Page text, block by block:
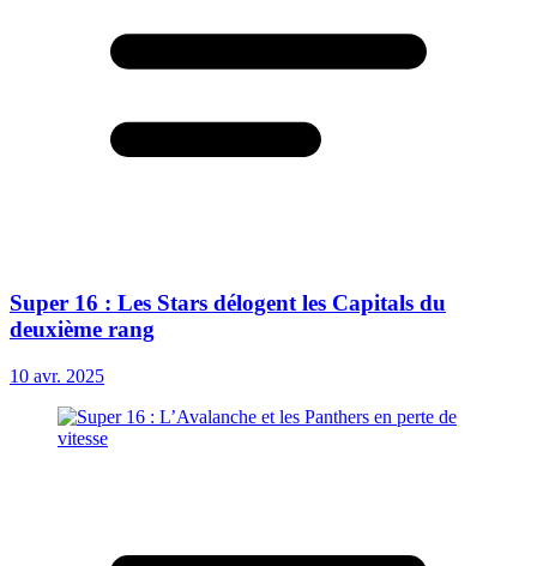
Super 16 : Les Stars délogent les Capitals du
deuxième rang
10 avr. 2025